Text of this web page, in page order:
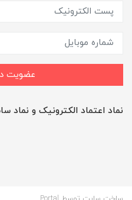
عضویت
نماد اعتماد الکترونیک و نماد